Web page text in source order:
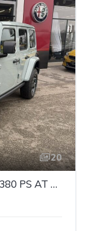
20
JEEP Wrangler Rubicon 2.0 PHEV 380 PS AT 4xe